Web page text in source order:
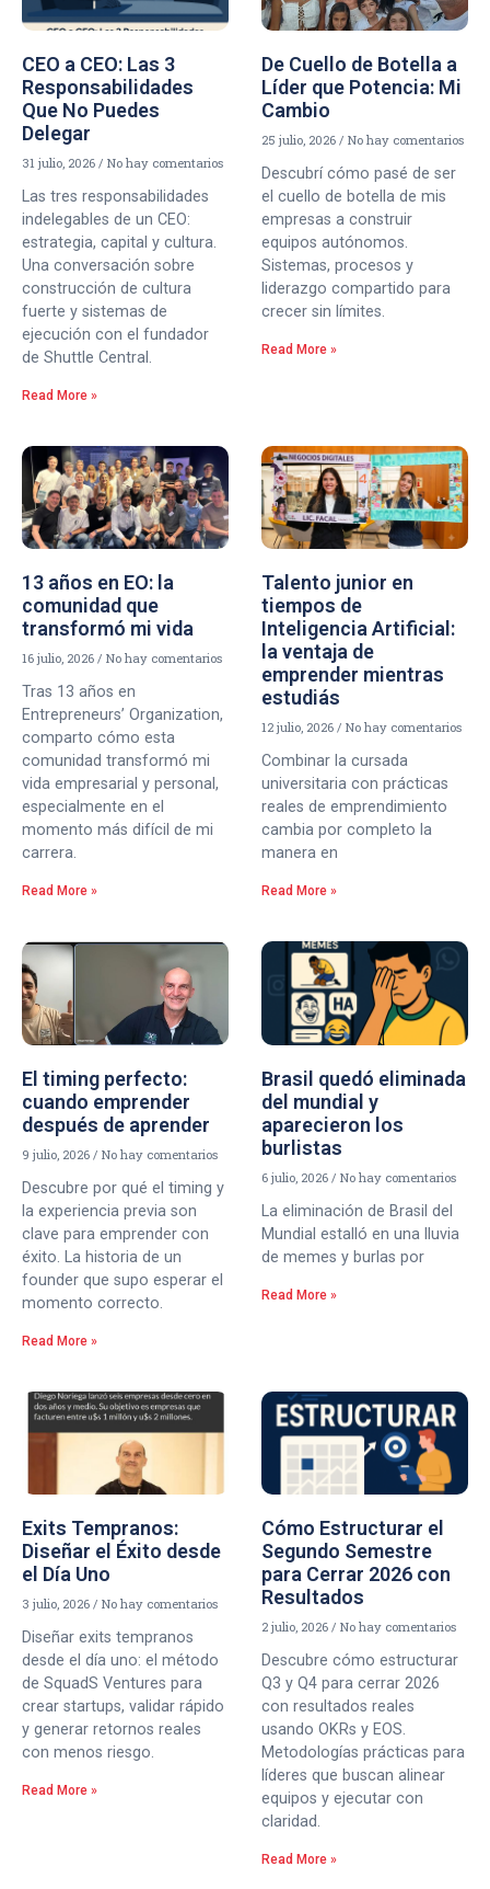
CEO a CEO: Las 3
Responsabilidades
Que No Puedes
Delegar
31 julio, 2026 No hay comentarios
Las tres responsabilidades
indelegables de un CEO:
estrategia, capital y cultura.
Una conversación sobre
construcción de cultura
fuerte y sistemas de
ejecución con el fundador
de Shuttle Central.
Read More »
De Cuello de Botella a
Líder que Potencia: Mi
Cambio
25 julio, 2026 No hay comentarios
Descubrí cómo pasé de ser
el cuello de botella de mis
empresas a construir
equipos autónomos.
Sistemas, procesos y
liderazgo compartido para
crecer sin límites.
Read More »
13 años en EO: la
comunidad que
transformó mi vida
16 julio, 2026 No hay comentarios
Tras 13 años en
Entrepreneurs’ Organization,
comparto cómo esta
comunidad transformó mi
vida empresarial y personal,
especialmente en el
momento más difícil de mi
carrera.
Read More »
Talento junior en
tiempos de
Inteligencia Artificial:
la ventaja de
emprender mientras
estudiás
12 julio, 2026 No hay comentarios
Combinar la cursada
universitaria con prácticas
reales de emprendimiento
cambia por completo la
manera en
Read More »
El timing perfecto:
cuando emprender
después de aprender
9 julio, 2026 No hay comentarios
Descubre por qué el timing y
la experiencia previa son
clave para emprender con
éxito. La historia de un
founder que supo esperar el
momento correcto.
Read More »
Brasil quedó eliminada
del mundial y
aparecieron los
burlistas
6 julio, 2026 No hay comentarios
La eliminación de Brasil del
Mundial estalló en una lluvia
de memes y burlas por
Read More »
Exits Tempranos:
Diseñar el Éxito desde
el Día Uno
3 julio, 2026 No hay comentarios
Diseñar exits tempranos
desde el día uno: el método
de SquadS Ventures para
crear startups, validar rápido
y generar retornos reales
con menos riesgo.
Read More »
Cómo Estructurar el
Segundo Semestre
para Cerrar 2026 con
Resultados
2 julio, 2026 No hay comentarios
Descubre cómo estructurar
Q3 y Q4 para cerrar 2026
con resultados reales
usando OKRs y EOS.
Metodologías prácticas para
líderes que buscan alinear
equipos y ejecutar con
claridad.
Read More »